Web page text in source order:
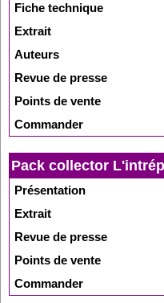
Fiche technique
Extrait
Auteurs
Revue de presse
Points de vente
Commander
Pack collector
Présentation
Extrait
Revue de presse
Points de vente
Commander